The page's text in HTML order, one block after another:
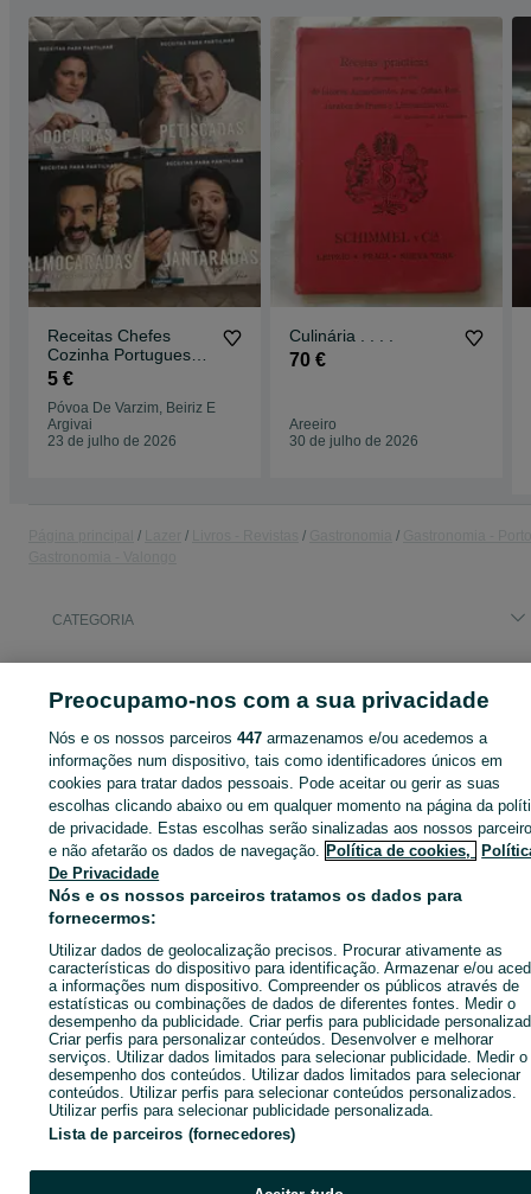
Receitas Chefes
Cozinha Portugueses
Culinária
5 €
Póvoa De Varzim, Beiriz E
Argivai
23 de julho de 2026
Culinária . . . .
70 €
Areeiro
30 de julho de 2026
CATEGORIA
Entra na tua conta OLX ou cria uma nova para contactares
anunciante
Entrar ou criar conta
Enviar mensagem
Preocupamo-nos com a sua privacidade
Nós e os nossos parceiros447 armazenamos e/ou acedemos a
informações num dispositivo, tais como identificadores únicos em
cookies para tratar dados pessoais. Pode aceitar ou gerir as suas
escolhas clicando abaixo ou em qualquer momento na página da
de privacidade. Estas escolhas serão sinalizadas aos nossos
e não afetarão os dados de navegação. Política de cookies,
De Privacidade
Nós e os nossos parceiros tratamos os dados para
fornecermos:
Utilizar dados de geolocalização precisos. Procurar ativamente as
características do dispositivo para identificação. Armazenar e/ou
a informações num dispositivo. Compreender os públicos através de
estatísticas ou combinações de dados de diferentes fontes. Medir o
desempenho da publicidade. Criar perfis para publicidade
Criar perfis para personalizar conteúdos. Desenvolver e melhorar
serviços. Utilizar dados limitados para selecionar publicidade. Medir o
desempenho dos conteúdos. Utilizar dados limitados para selecionar
conteúdos. Utilizar perfis para selecionar conteúdos personalizados.
Utilizar perfis para selecionar publicidade personalizada.
Lista de parceiros (fornecedores)